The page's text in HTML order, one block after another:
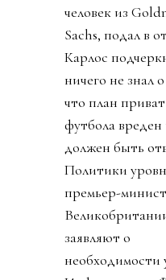
человек из
Sachs, подал в
Карлос
ничего не знал
что план
футбола вреден
должен быть
Политики
премьер-
заявляют о
необходимости